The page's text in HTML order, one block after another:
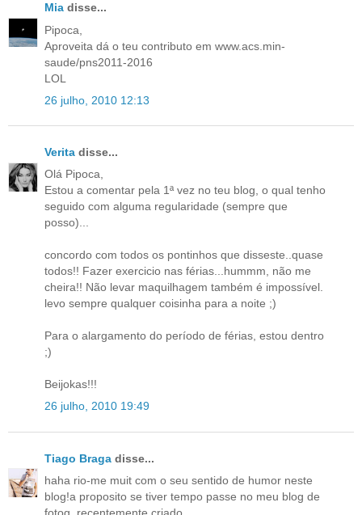
Mia disse...
Pipoca,
Aproveita dá o teu contributo em www.acs.min-
saude/pns2011-2016
LOL
26 julho, 2010 12:13
Verita disse...
Olá Pipoca,
Estou a comentar pela 1ª vez no teu blog, o qual tenho
seguido com alguma regularidade (sempre que
posso)...
concordo com todos os pontinhos que disseste..quase
todos!! Fazer exercicio nas férias...hummm, não me
cheira!! Não levar maquilhagem também é impossível.
levo sempre qualquer coisinha para a noite ;)
Para o alargamento do período de férias, estou dentro
;)
Beijokas!!!
26 julho, 2010 19:49
Tiago Braga disse...
haha rio-me muit com o seu sentido de humor neste
blog!a proposito se tiver tempo passe no meu blog de
fotog. recentemente criado